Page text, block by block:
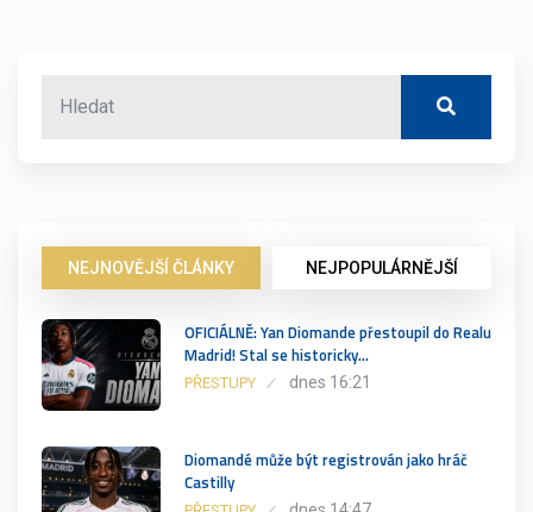
NEJNOVĚJŠÍ ČLÁNKY NEJPOPULÁRNĚJŠÍ
OFICIÁLNĚ: Yan Diomande přestoupil do Realu
Madrid! Stal se historicky…
PŘESTUPY dnes 16:21
Diomandé může být registrován jako hráč
Castilly